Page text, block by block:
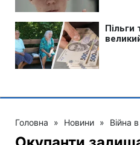
Головна » Новини » Війна